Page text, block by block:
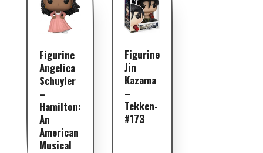
Figurine
Angelica
Schuyler
–
Hamilton:
An
American
Musical
Figurine
Jin
Kazama
–
Tekken-
#173